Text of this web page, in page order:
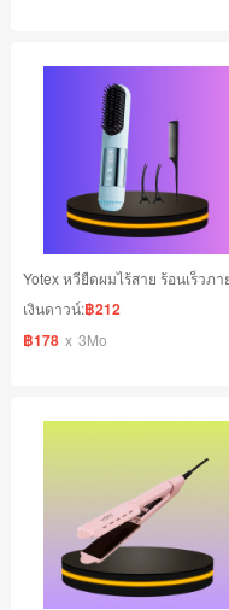
เงินดาวน์:฿212
฿178 x 3Mo